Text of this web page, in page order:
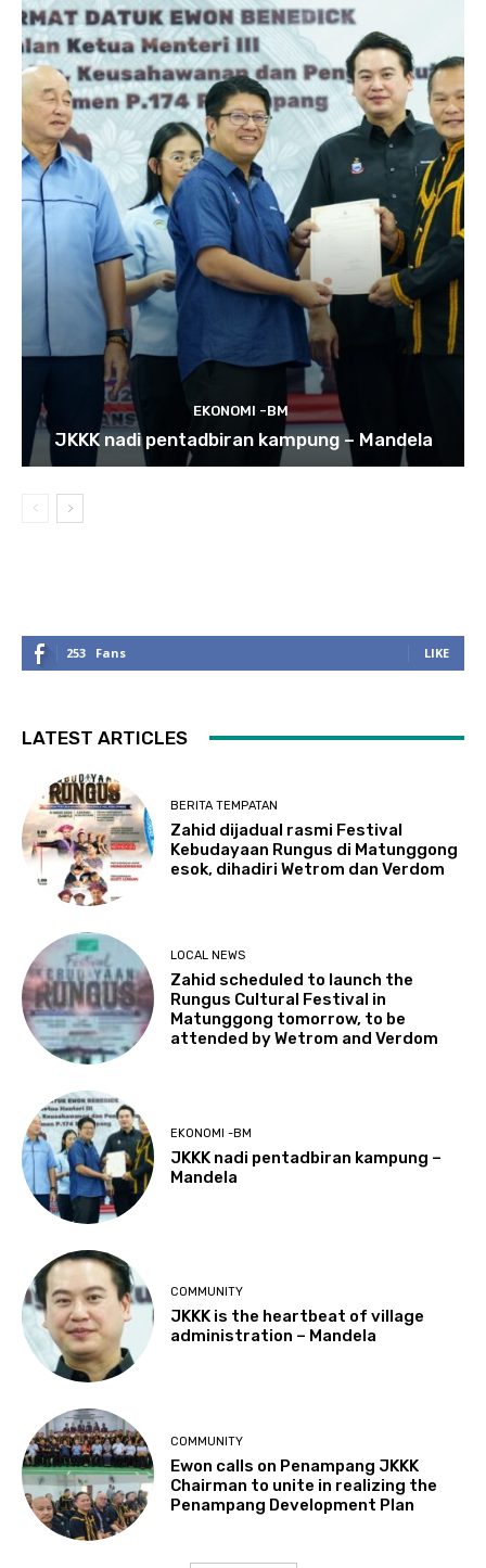
EKONOMI -BM
JKKK nadi pentadbiran kampung – Mandela
253 Fans LIKE
LATEST ARTICLES
BERITA TEMPATAN
Zahid dijadual rasmi Festival
Kebudayaan Rungus di Matunggong
esok, dihadiri Wetrom dan Verdom
LOCAL NEWS
Zahid scheduled to launch the
Rungus Cultural Festival in
Matunggong tomorrow, to be
attended by Wetrom and Verdom
EKONOMI -BM
JKKK nadi pentadbiran kampung –
Mandela
COMMUNITY
JKKK is the heartbeat of village
administration – Mandela
COMMUNITY
Ewon calls on Penampang JKKK
Chairman to unite in realizing the
Penampang Development Plan